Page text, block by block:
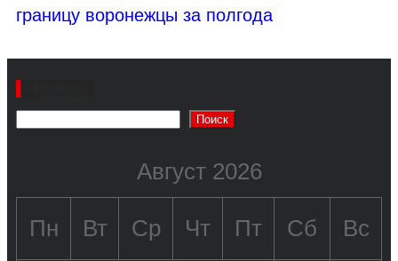
границу воронежцы за полгода
Поиск
Август 2026
Пн Вт Ср Чт Пт Сб Вс